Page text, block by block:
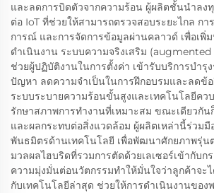
และลดการบิดตัวจากความร้อน ผู้ผลิตชั้นนำลง
ต่อ IoT ที่ช่วยให้สามารถตรวจสอบระยะไกล กา
การณ์ และการจัดการข้อมูลผ่านคลาวด์ เพื่อเพิ่
ดำเนินงาน ระบบความจริงเสริม
ช่วยผู้ปฏิบัติงานในการตั้งค่า เข้ารับบริการบำรุ
ปัญหา ลดความจำเป็นในการฝึกอบรมและลดข้
ระบบระบายความร้อนขั้นสูงและเทคโนโลยีคว
รักษาสภาพการทำงานที่เหมาะสม ขณะเดียวกัน
และผลกระทบต่อสิ่งแวดล้อม ผู้ผลิตเหล่านี้ร่วมมื
พันธมิตรด้านเทคโนโลยี เพื่อพัฒนาศักยภาพรุ่น
มวลผลไฮบริดที่รวมการตัดด้วยเลเซอร์เข้ากับก
ความมุ่งมั่นต่อนวัตกรรมทำให้มั่นใจว่าลูกค้าจะ
กับเทคโนโลยีล่าสุด ช่วยให้การดำเนินงานของ